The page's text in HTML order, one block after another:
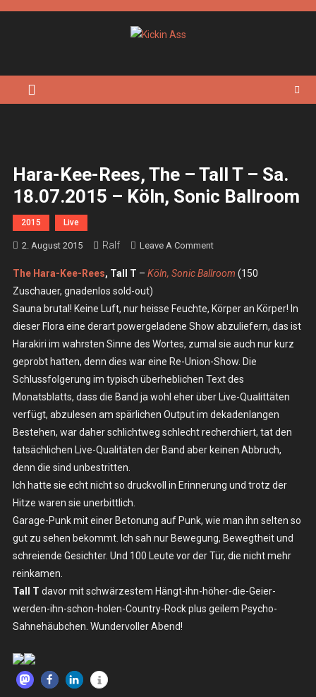
Hara-Kee-Rees, The – Tall T – Sa.
18.07.2015 – Köln, Sonic Ballroom
2015 Live
2. August 2015 Ralf Leave A CommentOn
Kee-
The
–
Tall
T
Sa.
Sonic
The Hara-Kee-Rees, Tall T – Köln, Sonic Ballroom (150
Zuschauer, gnadenlos sold-out)
Sauna brutal! Keine Luft, nur heisse Feuchte, Körper an Körper! In
dieser Flora eine derart powergeladene Show abzuliefern, das ist
Harakiri im wahrsten Sinne des Wortes, zumal sie auch nur kurz
geprobt hatten, denn dies war eine Re-Union-Show. Die
Schlussfolgerung im typisch überheblichen Text des
Monatsblatts, dass die Band ja wohl eher über Live-Qualittäten
verfügt, abzulesen am spärlichen Output im dekadenlangen
Bestehen, war daher schlichtweg schlecht recherchiert, tat den
tatsächlichen Live-Qualitäten der Band aber keinen Abbruch,
denn die sind unbestritten.
Ich hatte sie echt nicht so druckvoll in Erinnerung und trotz der
Hitze waren sie unerbittlich.
Garage-Punk mit einer Betonung auf Punk, wie man ihn selten so
gut zu sehen bekommt. Ich sah nur Bewegung, Bewegtheit und
schreiende Gesichter. Und 100 Leute vor der Tür, die nicht mehr
reinkamen.
Tall T davor mit schwärzestem Hängt-ihn-höher-die-Geier-
werden-ihn-schon-holen-Country-Rock plus geilem Psycho-
Sahnehäubchen. Wundervoller Abend!